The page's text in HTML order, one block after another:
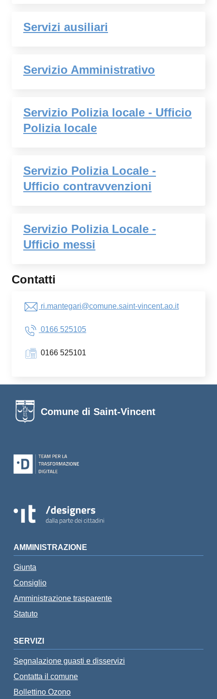
Servizi ausiliari
Servizio Amministrativo
Servizio Polizia locale - Ufficio
Polizia locale
Servizio Polizia Locale -
Ufficio contravvenzioni
Servizio Polizia Locale -
Ufficio messi
Contatti
ri.mantegari@comune.saint-vincent.ao.it
0166 525105
0166 525101
Comune di Saint-Vincent
AMMINISTRAZIONE
Giunta
Consiglio
Amministrazione trasparente
Statuto
SERVIZI
Segnalazione guasti e disservizi
Contatta il comune
Bollettino Ozono